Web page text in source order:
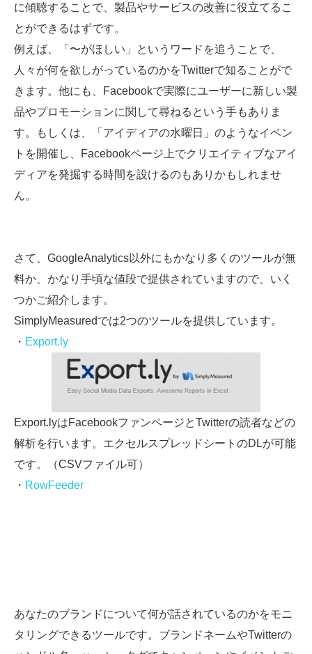
に傾聴することで、製品やサービスの改善に役立てるこ
とができるはずです。
例えば、「〜がほしい」というワードを追うことで、
人々が何を欲しがっているのかをTwitterで知ることがで
きます。他にも、Facebookで実際にユーザーに新しい製
品やプロモーションに関して尋ねるという手もありま
す。もしくは、「アイディアの水曜日」のようなイベン
トを開催し、Facebookページ上でクリエイティブなアイ
ディアを発掘する時間を設けるのもありかもしれませ
ん。
さて、GoogleAnalytics以外にもかなり多くのツールが無
料か、かなり手頃な値段で提供されていますので、いく
つかご紹介します。
SimplyMeasuredでは2つのツールを提供しています。
・ Export.ly
Export.lyはFacebookファンページとTwitterの読者などの
解析を行います。エクセルスプレッドシートのDLが可能
です。（CSVファイル可）
・ RowFeeder
あなたのブランドについて何が話されているのかをモニ
タリングできるツールです。ブランドネームやTwitterの